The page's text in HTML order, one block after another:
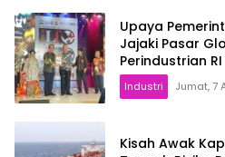
Upaya
Jajaki Pasar
Perindustrian
2026
Industri Jumat, 7
Kisah Awak